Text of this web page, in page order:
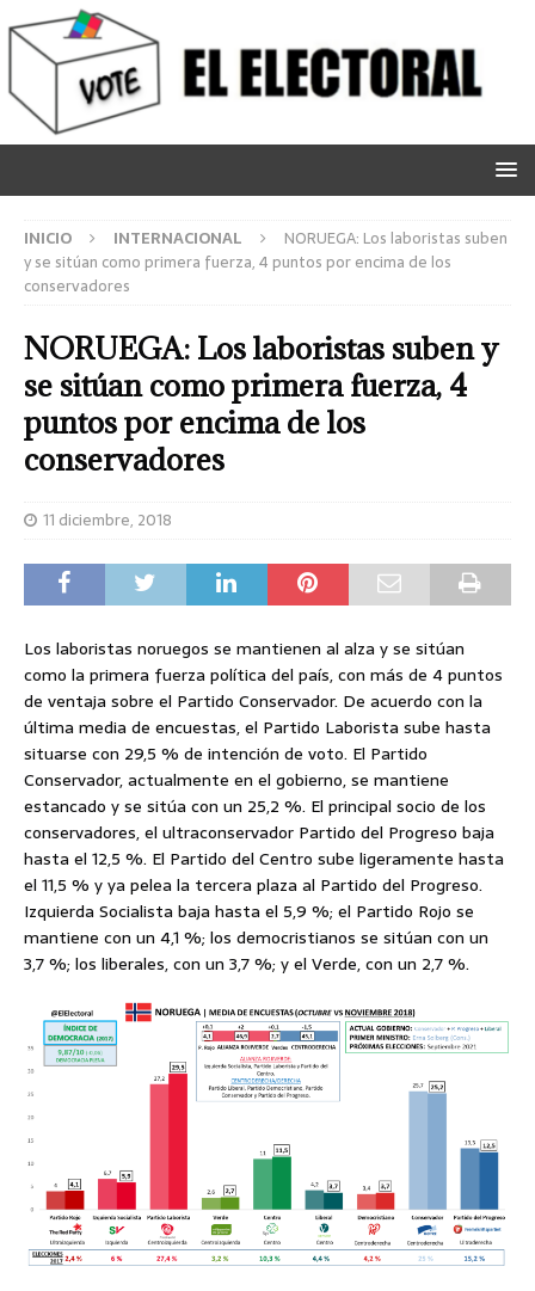
INICIO INTERNACIONAL
NORUEGA: Los laboristas suben
y se sitúan como primera fuerza, 4 puntos por encima de los
conservadores
NORUEGA: Los laboristas suben y
se sitúan como primera fuerza, 4
puntos por encima de los
conservadores
11 diciembre, 2018
Los laboristas noruegos se mantienen al alza y se sitúan
como la primera fuerza política del país, con más de 4 puntos
de ventaja sobre el Partido Conservador. De acuerdo con la
última media de encuestas, el Partido Laborista sube hasta
situarse con 29,5 % de intención de voto. El Partido
Conservador, actualmente en el gobierno, se mantiene
estancado y se sitúa con un 25,2 %. El principal socio de los
conservadores, el ultraconservador Partido del Progreso baja
hasta el 12,5 %. El Partido del Centro sube ligeramente hasta
el 11,5 % y ya pelea la tercera plaza al Partido del Progreso.
Izquierda Socialista baja hasta el 5,9 %; el Partido Rojo se
mantiene con un 4,1 %; los democristianos se sitúan con un
3,7 %; los liberales, con un 3,7 %; y el Verde, con un 2,7 %.